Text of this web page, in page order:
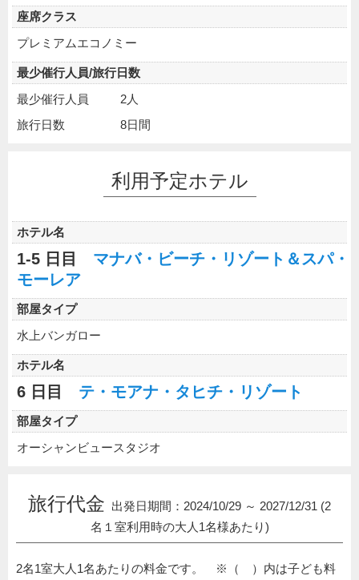
座席クラス
プレミアムエコノミー
最少催行人員/旅行日数
最少催行人員
2人
旅行日数
8日間
利用予定ホテル
ホテル名
1-5 日目 マナバ・ビーチ・リゾート＆スパ・
モーレア
部屋タイプ
水上バンガロー
ホテル名
6 日目 テ・モアナ・タヒチ・リゾート
部屋タイプ
オーシャンビュースタジオ
旅行代金 出発日期間：2024/10/29 ～ 2027/12/31 (2
名１室利用時の大人1名様あたり)
2名1室大人1名あたりの料金です。 ※（ ）内は子ども料